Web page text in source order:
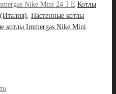
Nike Mini 24 3 E Котлы
, Настенные котлы
котлы Immergas Nike Mini